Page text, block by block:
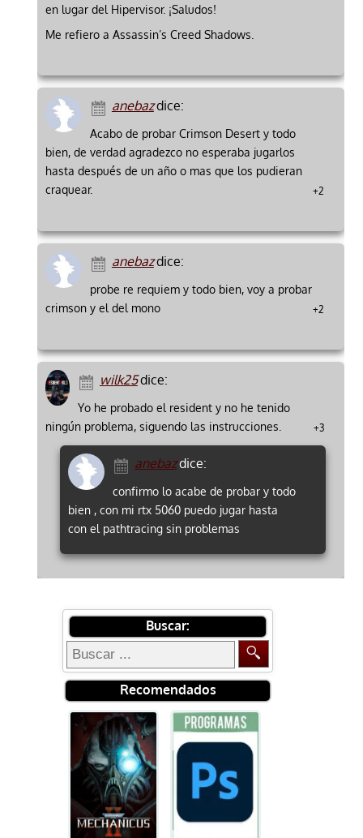
en lugar del Hipervisor. ¡Saludos!
Me refiero a Assassin’s Creed Shadows.
anebazdice:
Acabo de probar Crimson Desert y todo
bien, de verdad agradezco no esperaba jugarlos
hasta después de un año o mas que los pudieran
craquear.
+2
anebazdice:
probe re requiem y todo bien, voy a probar
crimson y el del mono
+2
wilk25dice:
Yo he probado el resident y no he tenido
ningún problema, siguendo las instrucciones.
+3
anebazdice:
confirmo lo acabe de probar y todo
bien , con mi rtx 5060 puedo jugar hasta
con el pathtracing sin problemas
Buscar:
Recomendados